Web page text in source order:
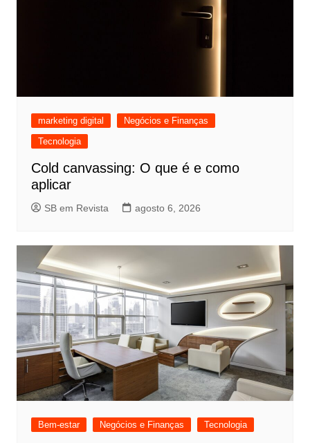
marketing digital
Negócios e Finanças
Tecnologia
Cold canvassing: O que é e como
aplicar
SB em Revista agosto 6, 2026
Bem-estar Negócios e Finanças Tecnologia